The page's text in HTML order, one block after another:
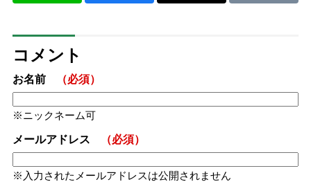
コメント
お名前 （必須）
ニックネーム可
メールアドレス （必須）
入力されたメールアドレスは公開されません